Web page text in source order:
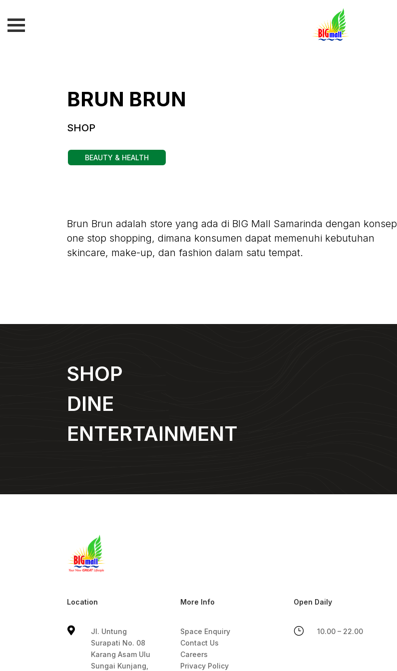
BRUN BRUN
SHOP
BEAUTY & HEALTH
Brun Brun adalah store yang ada di BIG Mall Samarinda dengan konsep
one stop shopping, dimana konsumen dapat memenuhi kebutuhan
skincare, make-up, dan fashion dalam satu tempat.
SHOP
DINE
ENTERTAINMENT
Location

Jl. Untung
Surapati No. 08
Karang Asam Ulu
Sungai Kunjang,
More Info
Space Enquiry
Contact Us
Careers
Privacy Policy
Open Daily
} 10.00 – 22.00